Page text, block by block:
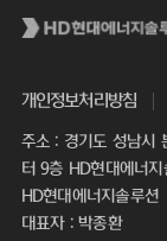
개인정보처리방침
주소 : 경기도 성남시
터 9층 HD현대에너
HD현대에너지솔루션
대표자 : 박종환